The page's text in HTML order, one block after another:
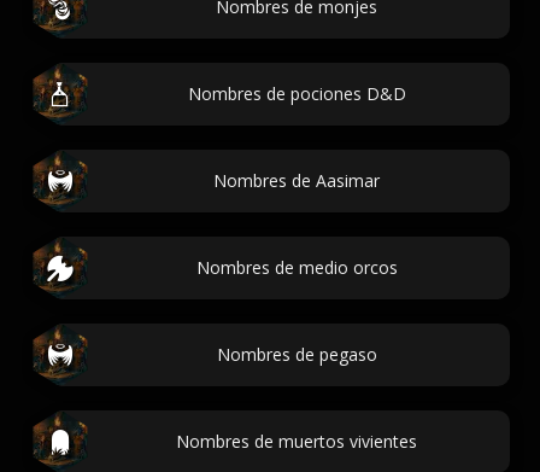
Nombres de monjes
Nombres de pociones D&D
Nombres de Aasimar
Nombres de medio orcos
Nombres de pegaso
Nombres de muertos vivientes